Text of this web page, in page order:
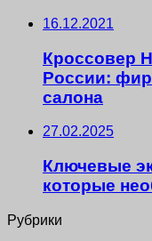
16.12.2021
Кроссовер
России:
салона
27.02.2025
Ключевые
которые
Рубрики